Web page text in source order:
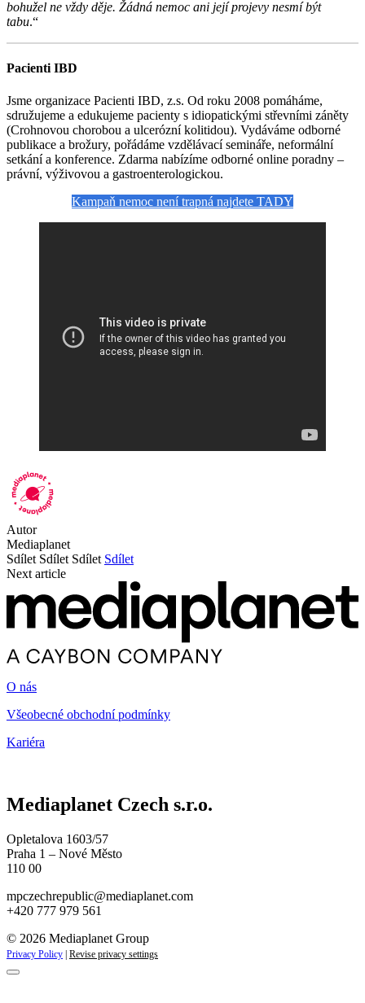
bohužel ne vždy děje. Žádná nemoc ani její projevy nesmí být
tabu.“
Pacienti IBD
Jsme organizace Pacienti IBD, z.s. Od roku 2008 pomáháme,
sdružujeme a edukujeme pacienty s idiopatickými střevními záněty
(Crohnovou chorobou a ulcerózní kolitidou). Vydáváme odborné
publikace a brožury, pořádáme vzdělávací semináře, neformální
setkání a konference. Zdarma nabízíme odborné online poradny –
právní, výživovou a gastroenterologickou.
Kampaň nemoc není trapná najdete TADY
Autor
Mediaplanet
Sdílet Sdílet Sdílet Sdílet
Next article
O nás
Všeobecné obchodní podmínky
Kariéra
Mediaplanet Czech s.r.o.
Opletalova 1603/57
Praha 1 – Nové Město
110 00
mpczechrepublic@mediaplanet.com
+420 777 979 561
© 2026 Mediaplanet Group
Privacy Policy | Revise privacy settings